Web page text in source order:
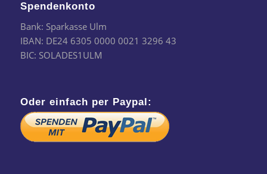
Spendenkonto
Bank: Sparkasse Ulm
IBAN: DE24 6305 0000 0021 3296 43
BIC: SOLADES1ULM
Oder einfach per Paypal: